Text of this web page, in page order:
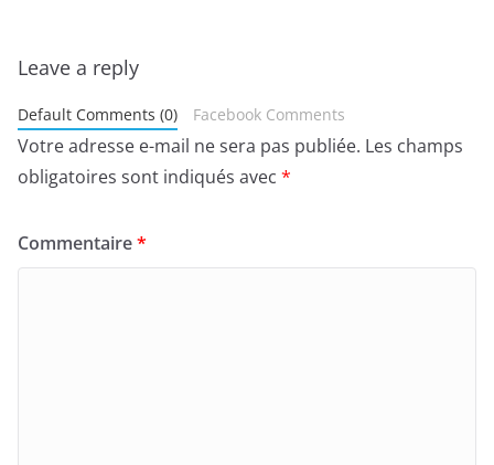
Leave a reply
Default Comments (0) Facebook Comments
Votre adresse e-mail ne sera pas publiée. Les champs
obligatoires sont indiqués avec *
Commentaire*